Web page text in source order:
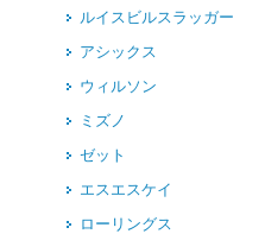
ルイスビルスラッガー
アシックス
ウィルソン
ミズノ
ゼット
エスエスケイ
ローリングス